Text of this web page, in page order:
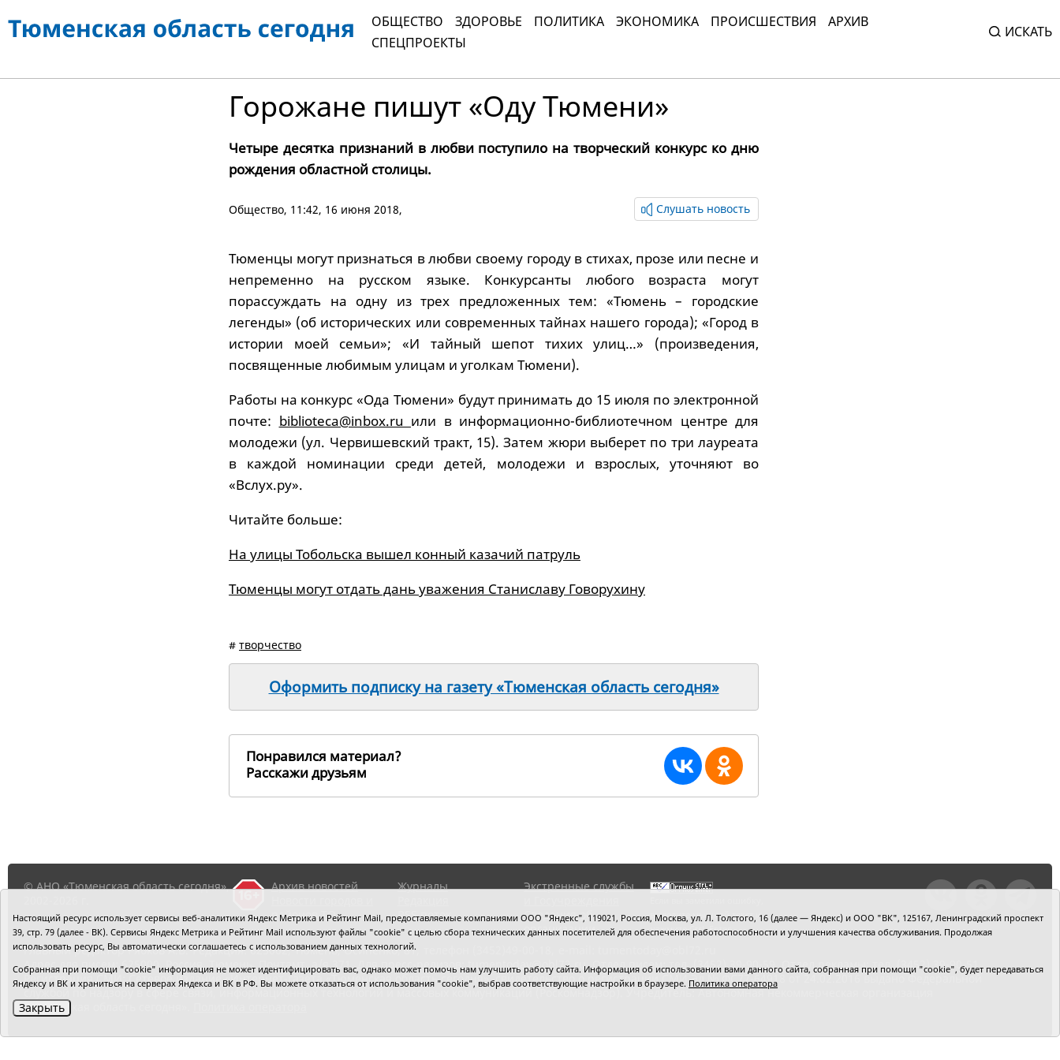
ОБЩЕСТВО ЗДОРОВЬЕ ПОЛИТИКА ЭКОНОМИКА ПРОИСШЕСТВИЯ
АРХИВ
СПЕЦПРОЕКТЫ
ИСКАТЬ
Горожане пишут «Оду Тюмени»
Четыре десятка признаний в любви поступило на творческий конкурс ко дню
рождения областной столицы.
Общество, 11:42, 16 июня 2018, Слушать новость
Тюменцы могут признаться в любви своему городу в стихах, прозе или песне и
непременно на русском языке. Конкурсанты любого возраста могут
порассуждать на одну из трех предложенных тем: «Тюмень – городские
легенды» (об исторических или современных тайнах нашего города); «Город в
истории моей семьи»; «И тайный шепот тихих улиц…» (произведения,
посвященные любимым улицам и уголкам Тюмени).
Работы на конкурс «Ода Тюмени» будут принимать до 15 июля по электронной
почте: biblioteca@inbox.ru или в информационно-библиотечном центре для
молодежи (ул. Червишевский тракт, 15). Затем жюри выберет по три лауреата
в каждой номинации среди детей, молодежи и взрослых, уточняют во
«Вслух.ру».
Читайте больше:
На улицы Тобольска вышел конный казачий патруль
Тюменцы могут отдать дань уважения Станиславу Говорухину
# творчество
Оформить подписку на газету «Тюменская область сегодня»
Понравился материал?
Расскажи друзьям
© АНО «Тюменская область сегодня»,
Архив новостей
районов ТО
Журналы
RSS поток
Экстренные службы
Сведения об
организации
выделите мышкой текст и
нажмитеCtrl+Enter
Главный редактор Рябков А.В. Редакция: 625002, Тюмень, Осипенко, 81,
Адрес для писем: 625000, Россия, Тюмень, Почтамт, а/я 371. Для пресс-релизов: tumentoday@obl72.ru. Отдел писем: тел. (3452) 39-90-59. Отдел рекламы: тел. (3452) 39-90-51.
Регистрация СМИ: Сетевое издание «Интернет-газета «Тюменская область сегодня», свидетельство о регистрации СМИ Эл № ФС77-64918 от 24.02.2016 выдано Федеральной
службой по надзору в сфере связи, информационных технологий и массовых коммуникаций (Роскомнадзор). Учредитель: Автономная некоммерческая организация
«Тюменская область сегодня».
Настоящий ресурс использует сервисы веб-аналитики Яндекс Метрика и Рейтинг Mail, предоставляемые компаниями ООО "Яндекс", 119021, Россия, Москва, ул. Л. Толстого, 16 (далее — Яндекс) и ООО "ВК", 125167, Ленинградский проспект
39, стр. 79 (далее - ВК). Сервисы Яндекс Метрика и Рейтинг Mail используют файлы "cookie" с целью сбора технических данных посетителей для обеспечения работоспособности и улучшения качества обслуживания. Продолжая
использовать ресурс, Вы автоматически соглашаетесь с использованием данных технологий.
Собранная при помощи "cookie" информация не может идентифицировать вас, однако может помочь нам улучшить работу сайта. Информация об использовании вами данного сайта, собранная при помощи "cookie", будет передаваться
Яндексу и ВК и храниться на серверах Яндекса и ВК в РФ. Вы можете отказаться от использования "cookie", выбрав соответствующие настройки в браузере. Политика оператора
Закрыть